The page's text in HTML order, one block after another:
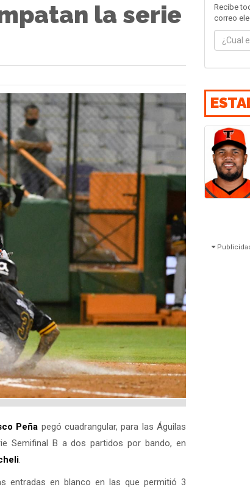
la serie
Peña pegó cuadrangular, para las Águilas
Semifinal B a dos partidos por bando, en
.
entradas en blanco en las que permitió 3
Recibe
correo